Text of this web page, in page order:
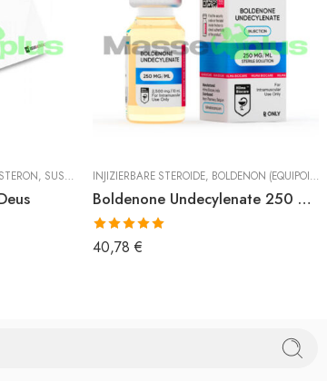
, SUSTANON INJIZIERBARE STEROIDE, BOLDENON (EQUIPOISE)
Boldenone Undecylenate 250 mg/ml Hilma
Bewertet mit
5.00von 5
40,78 €